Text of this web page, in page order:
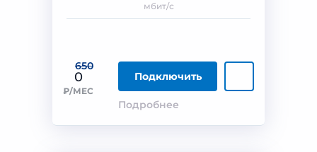
650
0
₽/МЕС
Подключить
Подробнее
мбит/с